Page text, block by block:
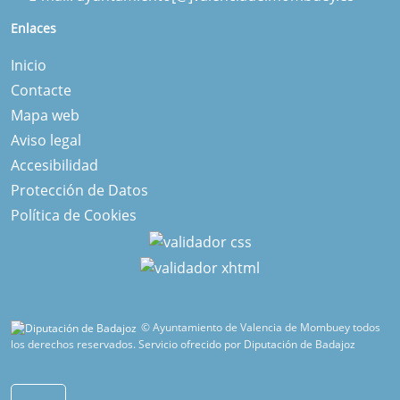
Enlaces
Inicio
Contacte
Mapa web
Aviso legal
Accesibilidad
Protección de Datos
Política de Cookies
© Ayuntamiento de Valencia de Mombuey todos
los derechos reservados.Servicio ofrecido por Diputación de Badajoz